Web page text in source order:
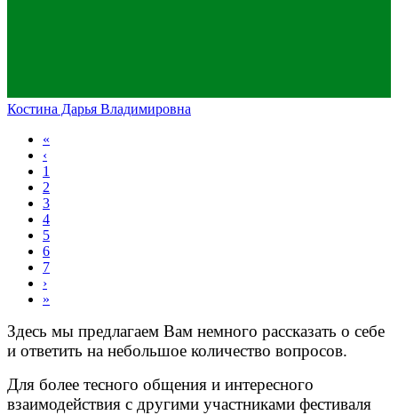
Костина Дарья Владимировна
«
‹
1
2
3
4
5
6
7
›
»
Здесь мы предлагаем Вам немного рассказать о себе
и ответить на небольшое количество вопросов.
Для более тесного общения и интересного
взаимодействия с другими участниками фестиваля